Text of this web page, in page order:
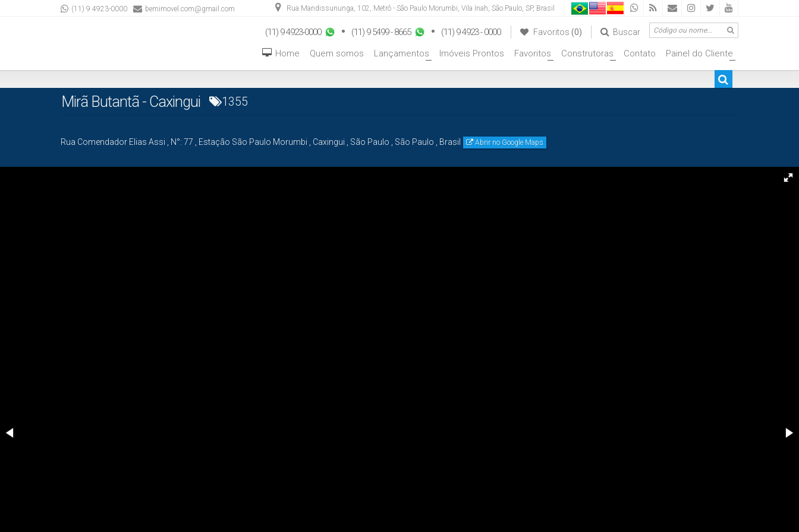
Rua Mandissununga, 102, Metrô - São Paulo Morumbi, Vila Inah, São Paulo, SP, Brasil
(11) 9 4923-0000 bemimovel.com@gmail.com
Buscar
Favoritos (0)
(11) 9 4923-0000 (11) 9 5499 - 8665 (11) 9 4923 - 0000
+
Painel do Cliente
Contato
+
Construtoras
+
Favoritos
Imóveis Prontos
+
Lançamentos
Quem somos
Home
Mirã Butantã - Caxingui 1355
Rua Comendador Elias Assi N°: 77 Estação São Paulo Morumbi Caxingui São Paulo São Paulo Brasil Abrir no Google Maps